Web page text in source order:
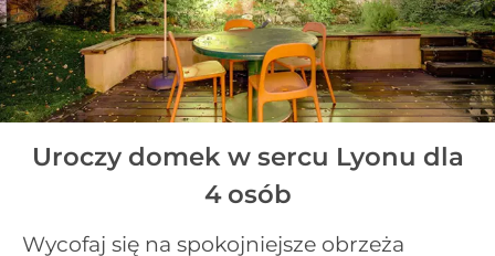
Uroczy domek w sercu Lyonu dla
4 osób
Wycofaj się na spokojniejsze obrzeża